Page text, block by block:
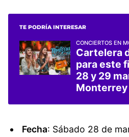
TE PODRÍA INTERESAR
CONCIERTOS EN
Cartelera
para este
28 y 29
Monterrey
Fecha: Sábado 28 de